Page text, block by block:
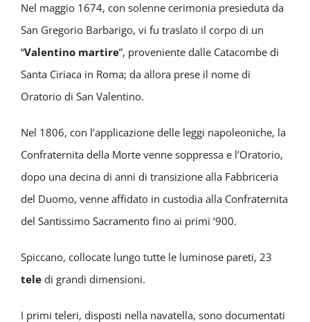
Nel maggio 1674, con solenne cerimonia presieduta da
San Gregorio Barbarigo, vi fu traslato il corpo di un
“Valentino martire”, proveniente dalle Catacombe di
Santa Ciriaca in Roma; da allora prese il nome di
Oratorio di San Valentino.
Nel 1806, con l’applicazione delle leggi napoleoniche, la
Confraternita della Morte venne soppressa e l’Oratorio,
dopo una decina di anni di transizione alla Fabbriceria
del Duomo, venne affidato in custodia alla Confraternita
del Santissimo Sacramento fino ai primi ‘900.
Spiccano, collocate lungo tutte le luminose pareti, 23
teledi grandi dimensioni.
I primi teleri, disposti nella navatella, sono documentati